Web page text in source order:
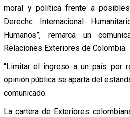
moral y política frente a
Derecho Internacional
Humanos”, remarca un
Relaciones Exteriores de Colombia.
“Limitar el ingreso a un país por
opinión pública se aparta del
comunicado.
La cartera de Exteriores